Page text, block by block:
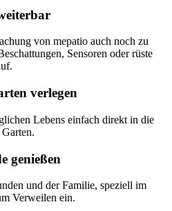
von mepatio auch noch zu
Sensoren oder rüste
verlegen
Lebens einfach direkt in die
genießen
und der Familie, speziell im
Verweilen ein.